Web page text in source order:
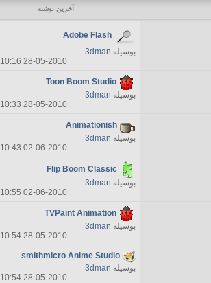
آخرين نوشته
Adobe Flash
بوسیله 3dman
28-05-2010
10:16 AM
Toon Boom Studio
بوسیله 3dman
28-05-2010
10:33 AM
Animationish
بوسیله 3dman
02-06-2010
10:43 AM
Flip Boom Classic
بوسیله 3dman
02-06-2010
10:55 AM
TVPaint Animation
بوسیله 3dman
28-05-2010
10:54 PM
smithmicro Anime Studio
بوسیله 3dman
28-05-2010
10:54 AM